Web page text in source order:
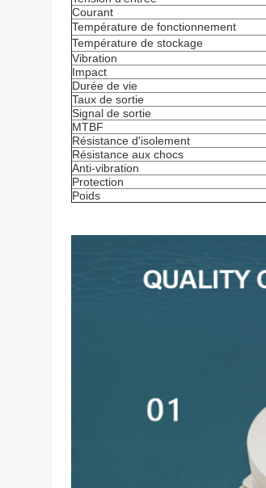
Courant
Température de fonctionnement
Température de stockage
Vibration
Impact
Durée de vie
Taux de sortie
Signal de sortie
MTBF
Résistance d'isolement
Résistance aux chocs
Anti-vibration
Protection
Poids